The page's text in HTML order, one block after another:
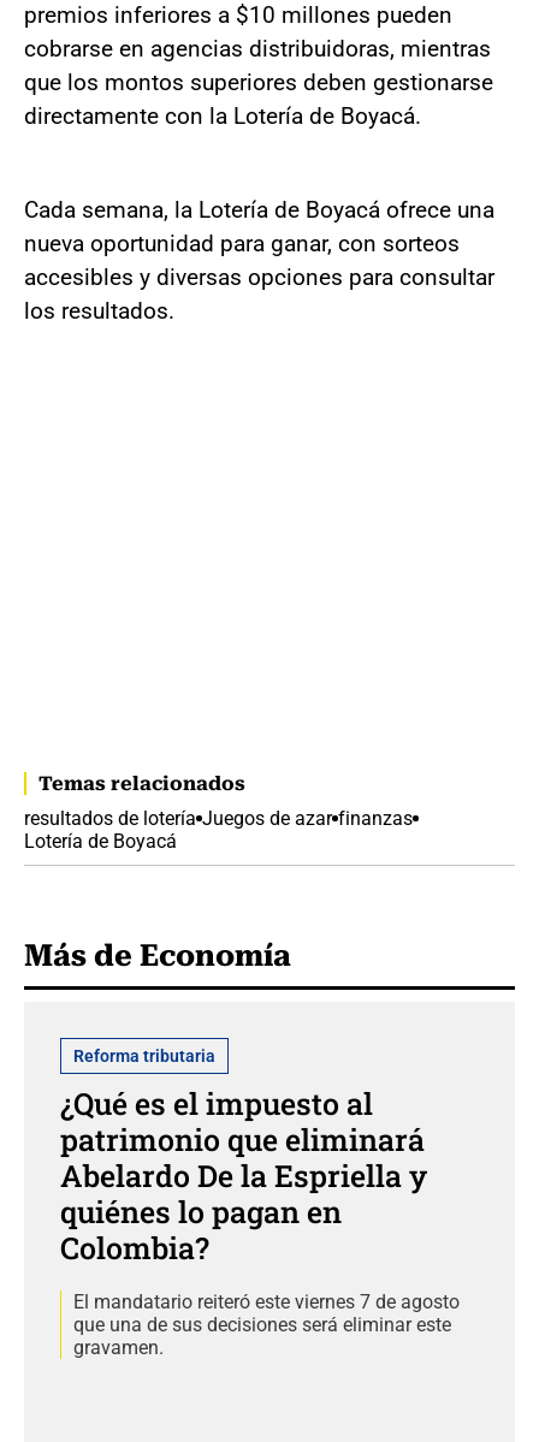
premios inferiores a $10 millones pueden
cobrarse en agencias distribuidoras, mientras
que los montos superiores deben gestionarse
directamente con la Lotería de Boyacá.
Cada semana, la Lotería de Boyacá ofrece una
nueva oportunidad para ganar, con sorteos
accesibles y diversas opciones para consultar
los resultados.
Temas relacionados
resultados de lotería Juegos de azar finanzas
Lotería de Boyacá
Más de Economía
Reforma tributaria
¿Qué es el impuesto al
patrimonio que eliminará
Abelardo De la Espriella y
quiénes lo pagan en
Colombia?
El mandatario reiteró este viernes 7 de agosto
que una de sus decisiones será eliminar este
gravamen.